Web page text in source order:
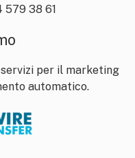
579 38 61
per il marketing
automatico.